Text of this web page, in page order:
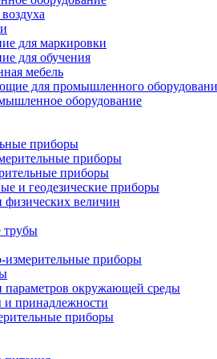
для маркировки
для обучения
мебель
для промышленного
оборудование
приборы
приборы
приборы
и геодезические приборы
физических величин
трубы
измерительные приборы
параметров окружающей среды
и принадлежности
приборы